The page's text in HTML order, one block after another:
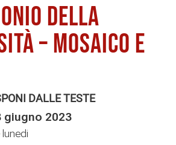
della
– Mosaico e
DALLE TESTE
giugno 2023